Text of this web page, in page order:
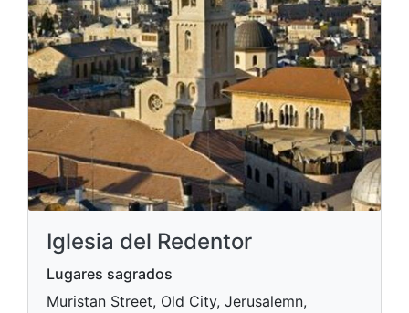
Iglesia del Redentor
Lugares sagrados
Muristan Street, Old City, Jerusalemn,